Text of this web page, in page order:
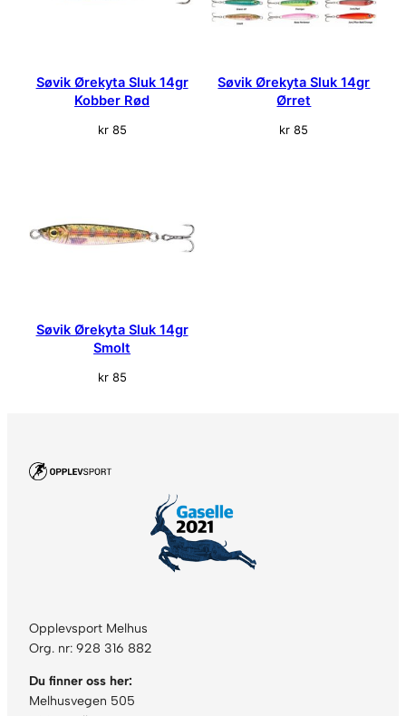
Søvik Ørekyta Sluk 14gr
Kobber Rød
kr85
Søvik Ørekyta Sluk 14gr
Ørret
kr 85
Søvik Ørekyta Sluk 14gr
Smolt
kr85
Opplevsport Melhus
Org. nr: 928 316 882
Du finner oss her:
Melhusvegen 505